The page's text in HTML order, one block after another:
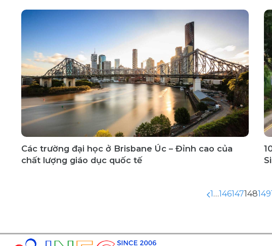
Các trường đại học ở Brisbane Úc – Đỉnh cao của
chất lượng giáo dục quốc tế
1…146147148149